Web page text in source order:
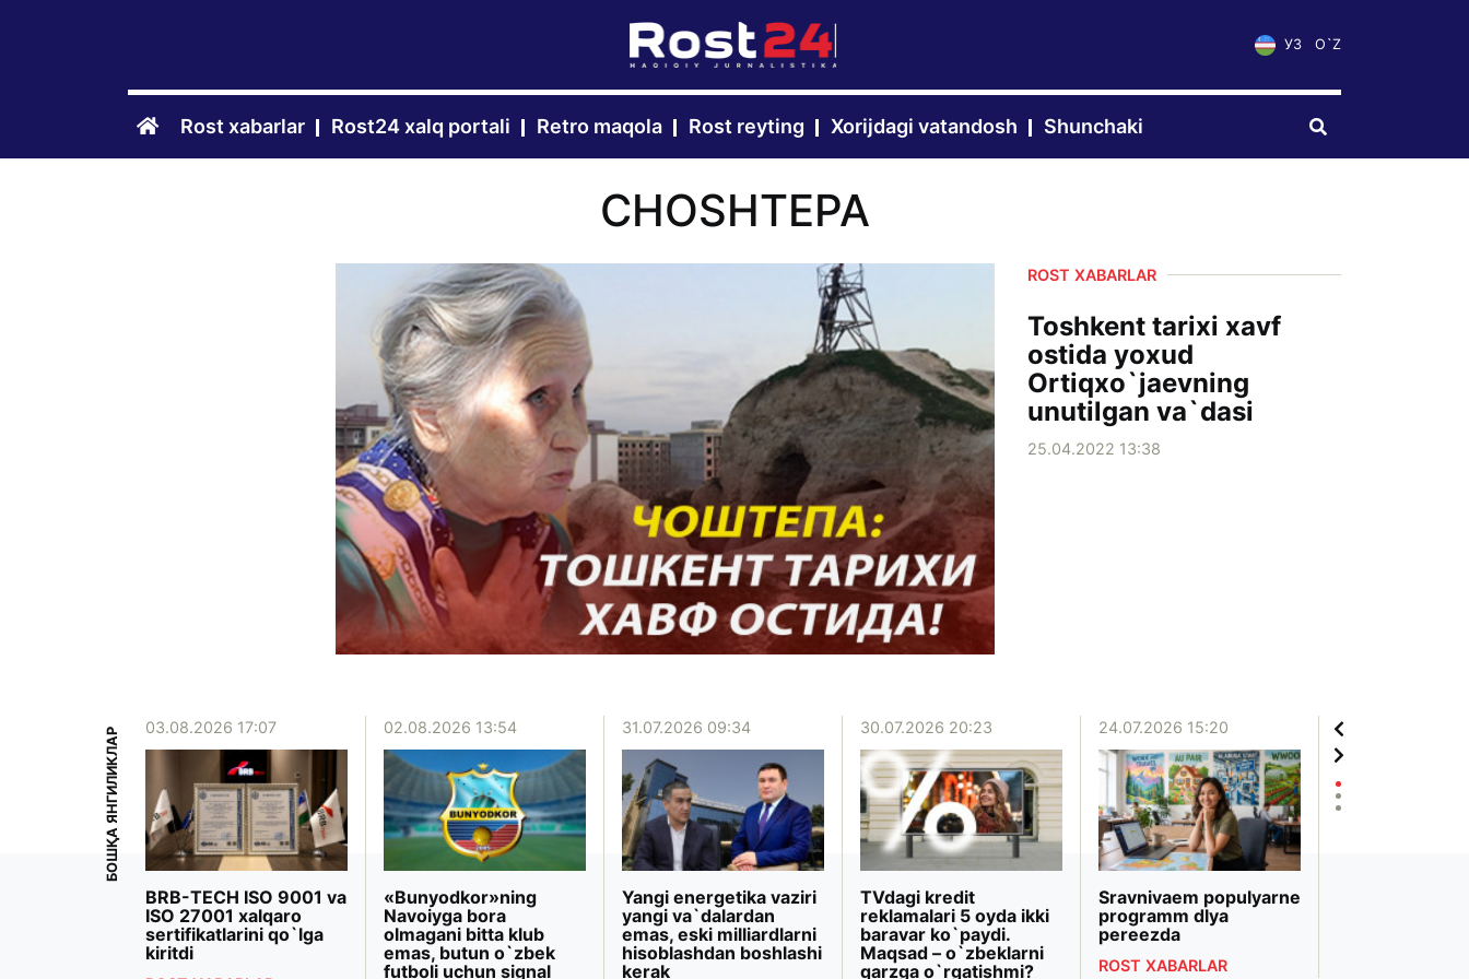
УЗ O`Z
Rost xabarlar Rost24 xalq portali Retro maqola Rost reyting Xorijdagi vatandosh Shunchaki
CHOSHTEPA
ROST XABARLAR
Toshkent tarixi xavf
ostida yoxud
Ortiqxo`jaevning
unutilgan va`dasi
25.04.2022 13:38
БОШҚА ЯНГИЛИКЛАР 03.08.2026 17:07
BRB-TECH ISO 9001 va
ISO 27001 xalqaro
sertifikatlarini qo`lga
kiritdi
02.08.2026 13:54
«Bunyodkor»ning
Navoiyga bora
olmagani bitta klub
emas, butun o`zbek
futboli uchun signal
31.07.2026 09:34
Yangi energetika vaziri
yangi va`dalardan
emas, eski milliardlarni
hisoblashdan boshlashi
kerak
30.07.2026 20:23
TVdagi kredit
reklamalari 5 oyda ikki
baravar ko`paydi.
Maqsad – o`zbeklarni
qarzga o`rgatishmi?
24.07.2026 15:20
Sravnivaem populyarne
programm dlya
pereezda
ROST XABARLAR
20.07.2026 12:06